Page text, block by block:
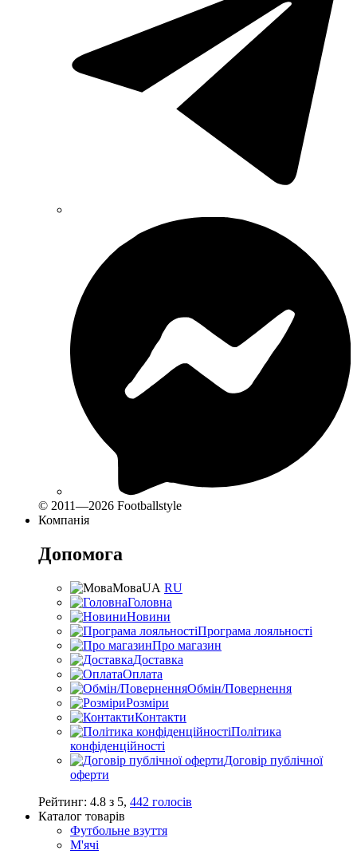
© 2011—2026 Footballstyle
Компанія
Допомога
МоваUA RU
Головна
Новини
Програма лояльності
Про магазин
Доставка
Оплата
Обмін/Повернення
Розміри
Контакти
Політика
конфіденційності
Договір публічної
оферти
Рейтинг: 4.8 з 5, 442 голосів
Каталог товарів
Футбольне взуття
М'ячі